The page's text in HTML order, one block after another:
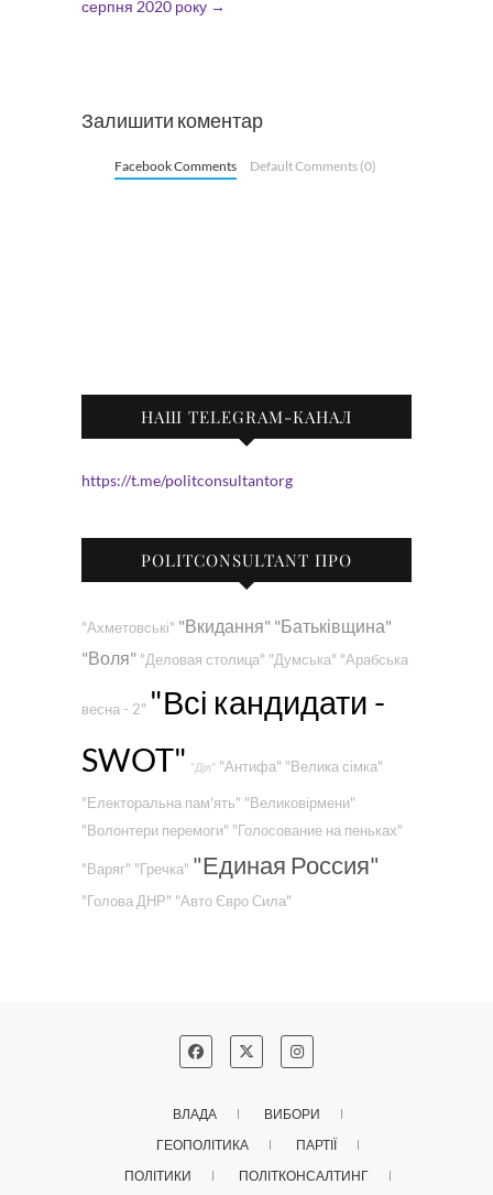
серпня 2020 року →
Залишити коментар
Facebook Comments Default Comments (0)
НАШ TELEGRAM-КАНАЛ
https://t.me/politconsultantorg
POLITCONSULTANT ПРО
"Ахметовські" "Вкидання" "Батьківщина"
"Воля" "Деловая столица" "Думська" "Арабська
весна - 2" "Всі кандидати -
SWOT" "Дія" "Антифа" "Велика сімка"
"Електоральна пам'ять" "Великовірмени"
"Волонтери перемоги" "Голосование на пеньках"
"Варяг" "Гречка" "Единая Россия"
"Голова ДНР" "Авто Євро Сила"
ВЛАДА
ВИБОРИ
ГЕОПОЛІТИКА
ПАРТІЇ
ПОЛІТИКИ
ПОЛІТКОНСАЛТИНГ